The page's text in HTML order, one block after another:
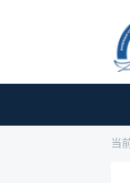
当